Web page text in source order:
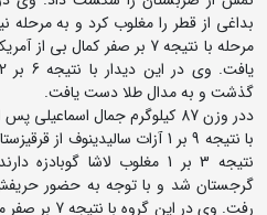
بداغی از قطر را مغلوب کرد و به مرحله
مرحله با نتیجه 7 بر صفر کمال
گذشت و به مدال طلا دست یافت.
ددر وزن 87 کیلوگرم جمال
با نتیجه 9 بر 1 آزات
نتیجه 3 بر 1 مغلوب لاشا
گرجستان شد و با توجه به حضور حریفش
رفت. وی در